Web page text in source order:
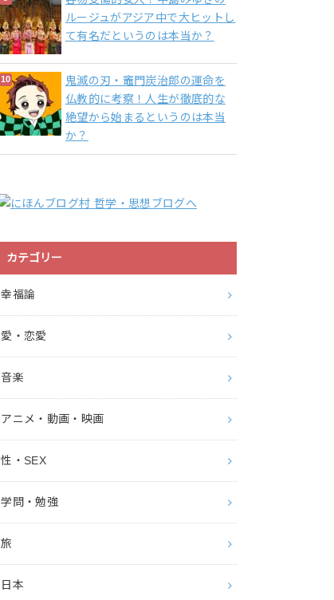
ルージュがアジア中で大ヒットし
て有名だというのは本当か？
鬼滅の刃・竈門炭治郎の運命を
仏教的に考察！人生が徹底的な
絶望から始まるというのは本当
か？
カテゴリー
幸福論
愛・恋愛
音楽
アニメ・動画・映画
性・SEX
学問・勉強
旅
日本